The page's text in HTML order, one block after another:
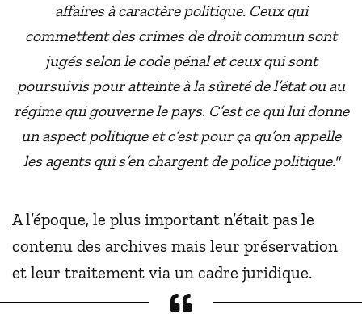
affaires à caractère politique. Ceux qui
commettent des crimes de droit commun sont
jugés selon le code pénal et ceux qui sont
poursuivis pour atteinte à la sûreté de l’état ou au
régime qui gouverne le pays. C’est ce qui lui donne
un aspect politique et c’est pour ça qu’on appelle
les agents qui s’en chargent de police politique."
A l’époque, le plus important n’était pas le
contenu des archives mais leur préservation
et leur traitement via un cadre juridique.